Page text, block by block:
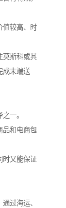
值较高、时
莫斯科或其
成末端送
一。
品和电商包
时又能保证
过海运、